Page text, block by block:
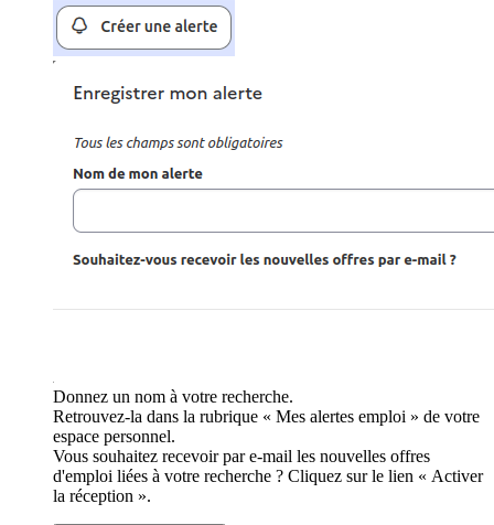
Donnez un nom à votre recherche.
Retrouvez-la dans la rubrique « Mes alertes emploi » de votre
espace personnel.
Vous souhaitez recevoir par e-mail les nouvelles offres
d'emploi liées à votre recherche ? Cliquez sur le lien « Activer
la réception ».